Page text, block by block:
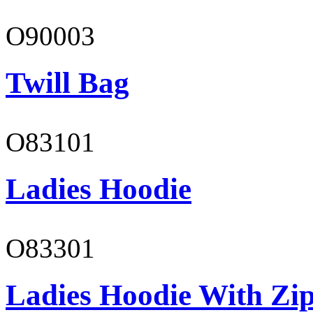
O90003
Twill Bag
O83101
Ladies Hoodie
O83301
Ladies Hoodie With